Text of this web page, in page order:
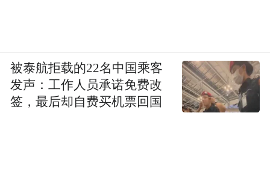
被泰航拒载的22名中国乘客
发声：工作人员承诺免费改
签，最后却自费买机票回国